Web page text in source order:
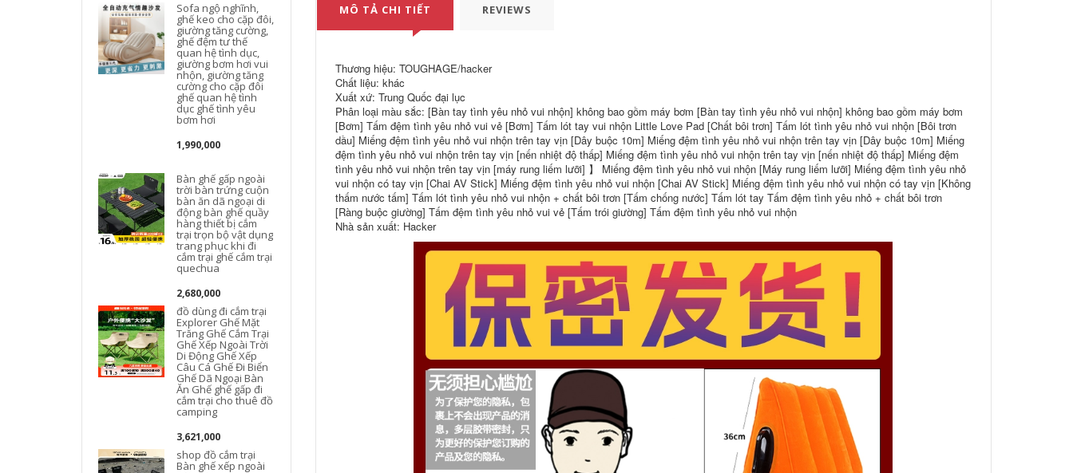
Sofa ngộ nghĩnh,
ghế keo cho cặp đôi,
giường tăng cường,
ghế đệm tư thế
quan hệ tình dục,
giường bơm hơi vui
nhộn, giường tăng
cường cho cặp đôi
ghế quan hệ tình
dục ghế tình yêu
bơm hơi
1,990,000
Bàn ghế gấp ngoài
trời bàn trứng cuộn
bàn ăn dã ngoại di
động bàn ghế quầy
hàng thiết bị cắm
trại trọn bộ vật dụng
trang phục khi đi
cắm trại ghế cắm trại
quechua
2,680,000
đồ dùng đi cắm trại
Explorer Ghế Mặt
Trăng Ghế Cắm Trại
Ghế Xếp Ngoài Trời
Di Động Ghế Xếp
Câu Cá Ghế Đi Biển
Ghế Dã Ngoại Bàn
Ăn Ghế ghế gấp đi
cắm trại cho thuê đồ
camping
3,621,000
shop đồ cắm trại
Bàn ghế xếp ngoài
ghe tinh nhan Thú
chơi tình dục người
lớn sản phẩm
dục phòng vui vẻ
tám chân ghế keo
ghế niềm vui ghế
ghế tình yêu giá rẻ
ghế tinh yeu
1,096,000
Bàn gấp ngoài trời
bàn cuộn trứng hợp
kim thép cacbon di
động cắm trại dã
ngoại trọn bộ thiết
bị bàn ghế cho thuê
đồ cắm trại đồ dùng
khi đi cắm trại
đồ cấm trại chuẩn bị
đồ ăn đi cắm trại
Bàn ghế ngoài trời
gọn bàn cắm trại di
động Bộ bàn ghế dã
ngoại cung cấp thiết
bị bàn trứng cuộn
những đồ cần thiết
đồ dùng khi đi cắm
trại
3,145,000
Ghế dài thú vị, quan
hệ tình dục của cặp
đôi, tư thế sofa hình
chữ S tiết kiệm công
sức, khách sạn đam
giường ân ái vui vẻ
yeu
2,720,000
Ghế xếp ngoài trời
di động ghế câu cá
Maza sinh viên
nghệ thuật giải trí
siêu nhẹ cắm trại
bàn ghế bộ bàn ghế
camping chuẩn bị
đồ dùng đi cắm trại
3,468,000
Bàn gấp ngoài trời,
bàn cuộn trứng hợp
kim nhôm di động
siêu nhẹ, bộ bàn
MÔ TẢ CHI TIẾT REVIEWS
Thương hiệu: TOUGHAGE/hacker
Chất liệu: khác
Xuất xứ: Trung Quốc đại lục
Phân loại màu sắc: [Bàn tay tình yêu nhỏ vui nhộn] không bao gồm máy bơm [Bàn tay tình yêu nhỏ vui nhộn] không bao gồm máy bơm
[Bơm] Tấm đệm tình yêu nhỏ vui vẻ [Bơm] Tấm lót tay vui nhộn Little Love Pad [Chất bôi trơn] Tấm lót tình yêu nhỏ vui nhộn [Bôi trơn
dầu] Miếng đệm tình yêu nhỏ vui nhộn trên tay vịn [Dây buộc 10m] Miếng đệm tình yêu nhỏ vui nhộn trên tay vịn [Dây buộc 10m] Miếng
đệm tình yêu nhỏ vui nhộn trên tay vịn [nến nhiệt độ thấp] Miếng đệm tình yêu nhỏ vui nhộn trên tay vịn [nến nhiệt độ thấp] Miếng đệm
tình yêu nhỏ vui nhộn trên tay vịn [máy rung liếm lưỡi] 】 Miếng đệm tình yêu nhỏ vui nhộn [Máy ​​rung liếm lưỡi] Miếng đệm tình yêu nhỏ
vui nhộn có tay vịn [Chai AV Stick] Miếng đệm tình yêu nhỏ vui nhộn [Chai AV Stick] Miếng đệm tình yêu nhỏ vui nhộn có tay vịn [Không
thấm nước tấm] Tấm lót tình yêu nhỏ vui nhộn + chất bôi trơn [Tấm chống nước] Tấm lót tay Tấm đệm tình yêu nhỏ + chất bôi trơn
[Ràng buộc giường] Tấm đệm tình yêu nhỏ vui vẻ [Tấm trói giường] Tấm đệm tình yêu nhỏ vui nhộn
Nhà sản xuất: Hacker